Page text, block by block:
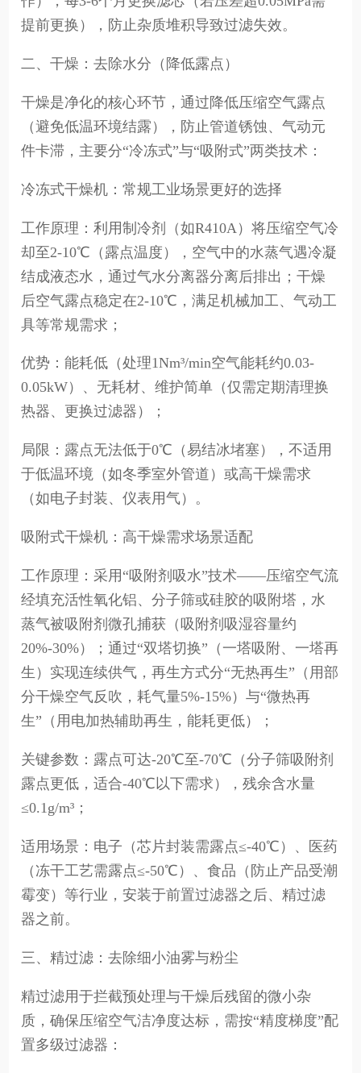
提前更换），防止杂质堆积导致过滤失效。
二、干燥：去除水分（降低露点）
干燥是净化的核心环节，通过降低压缩空气露点
（避免低温环境结露），防止管道锈蚀、气动元
件卡滞，主要分“冷冻式”与“吸附式”两类技术：
冷冻式干燥机：常规工业场景更好的选择
工作原理：利用制冷剂（如R410A）将压缩空气冷
却至2-10℃（露点温度），空气中的水蒸气遇冷凝
结成液态水，通过气水分离器分离后排出；干燥
后空气露点稳定在2-10℃，满足机械加工、气动工
具等常规需求；
优势：能耗低（处理1Nm³/min空气能耗约0.03-
0.05kW）、无耗材、维护简单（仅需定期清理换
热器、更换过滤器）；
局限：露点无法低于0℃（易结冰堵塞），不适用
于低温环境（如冬季室外管道）或高干燥需求
（如电子封装、仪表用气）。
吸附式干燥机：高干燥需求场景适配
工作原理：采用“吸附剂吸水”技术——压缩空气流
经填充活性氧化铝、分子筛或硅胶的吸附塔，水
蒸气被吸附剂微孔捕获（吸附剂吸湿容量约
20%-30%）；通过“双塔切换”（一塔吸附、一塔再
生）实现连续供气，再生方式分“无热再生”（用部
分干燥空气反吹，耗气量5%-15%）与“微热再
生”（用电加热辅助再生，能耗更低）；
关键参数：露点可达-20℃至-70℃（分子筛吸附剂
露点更低，适合-40℃以下需求），残余含水量
≤0.1g/m³；
适用场景：电子（芯片封装需露点≤-40℃）、医药
（冻干工艺需露点≤-50℃）、食品（防止产品受潮
霉变）等行业，安装于前置过滤器之后、精过滤
器之前。
三、精过滤：去除细小油雾与粉尘
精过滤用于拦截预处理与干燥后残留的微小杂
质，确保压缩空气洁净度达标，需按“精度梯度”配
置多级过滤器：